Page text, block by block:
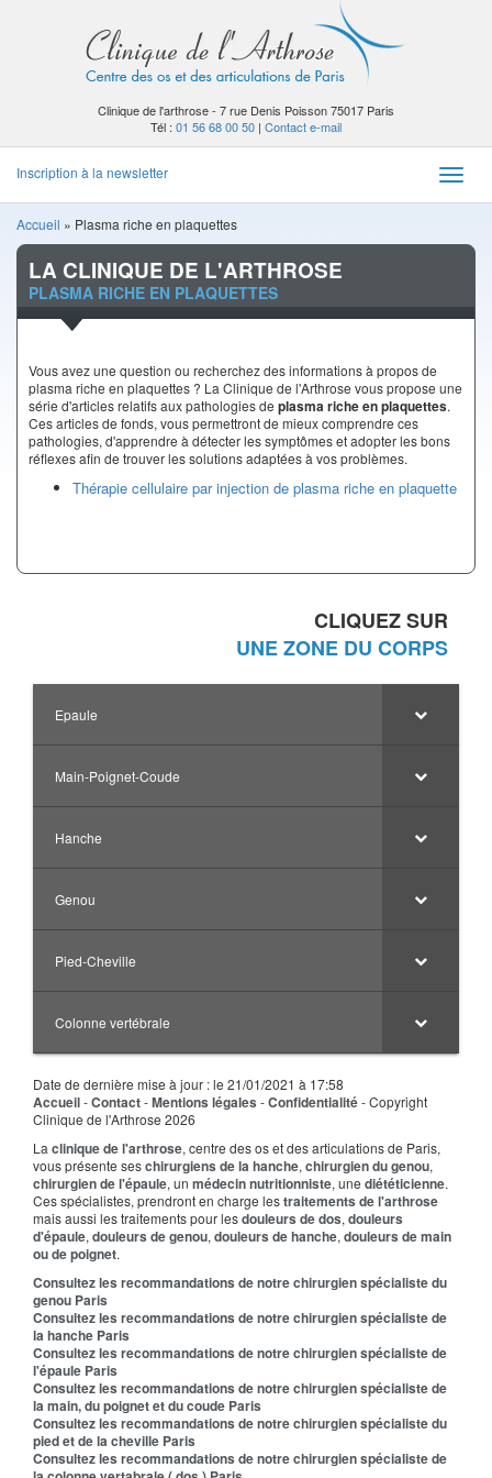
Clinique de l'arthrose - 7 rue Denis Poisson 75017 Paris
Tél : 01 56 68 00 50 | Contact e-mail
Inscription à la newsletter
Toggle
Accueil » Plasma riche en plaquettes
LA CLINIQUE DE L'ARTHROSE
PLASMA RICHE EN PLAQUETTES
Vous avez une question ou recherchez des informations à propos de
plasma riche en plaquettes ? La Clinique de l'Arthrose vous propose une
série d'articles relatifs aux pathologies de plasma riche en plaquettes.
Ces articles de fonds, vous permettront de mieux comprendre ces
pathologies, d'apprendre à détecter les symptômes et adopter les bons
réflexes afin de trouver les solutions adaptées à vos problèmes.
Thérapie cellulaire par injection de plasma riche en plaquette
CLIQUEZ SUR
UNE ZONE DU CORPS
Epaule
Main-Poignet-Coude
Hanche
Genou
Pied-Cheville
Colonne vertébrale
Date de dernière mise à jour : le 21/01/2021 à 17:58
Accueil-Contact-Mentions légales -Confidentialité- Copyright
Clinique de l'Arthrose 2026
La clinique de l'arthrose, centre des os et des articulations de Paris,
vous présente seschirurgiens de la hanche, chirurgien du genou,
chirurgien de l'épaule, un médecin nutritionniste, une diététicienne.
Ces spécialistes, prendront en charge lestraitements de l'arthrose
mais aussi les traitements pour lesdouleurs de dos, douleurs
d'épaule, douleurs de genou, douleurs de hanche, douleurs de main
ou de poignet.
Consultez les recommandations de notre chirurgien spécialiste du
genou Paris
Consultez les recommandations de notre chirurgien spécialiste de
la hanche Paris
Consultez les recommandations de notre chirurgien spécialiste de
l'épaule Paris
Consultez les recommandations de notre chirurgien spécialiste de
la main, du poignet et du coude Paris
Consultez les recommandations de notre chirurgien spécialiste du
pied et de la cheville Paris
Consultez les recommandations de notre chirurgien spécialiste de